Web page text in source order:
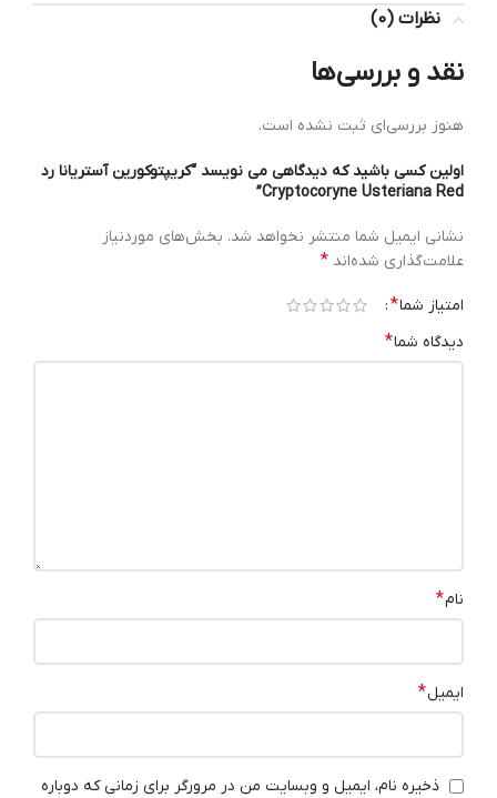
نظرات (0)
نقد و بررسی‌ها
هنوز بررسی‌ای ثبت نشده است.
اولین کسی باشید که دیدگاهی می نویسد “کریپتوکورین آستریانا رد
Cryptocoryne Usteriana Red”
نشانی ایمیل شما منتشر نخواهد شد. بخش‌های موردنیاز
علامت‌گذاری شده‌اند *
امتیاز شما*
دیدگاه شما*
نام*
ایمیل*
ذخیره نام، ایمیل و وبسایت من در مرورگر برای زمانی که دوباره